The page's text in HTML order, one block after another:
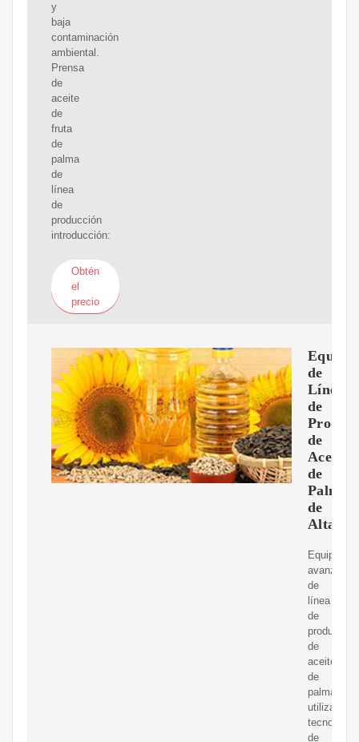
y
baja
contaminación
ambiental.
Prensa
de
aceite
de
fruta
de
palma
de
línea
de
producción
introducción:
Obtén
el
precio
Equipo
de
Línea
de
de
Aceite
de
Palma
de
Alta
Equipo
avanzado
de
línea
de
producción
de
aceite
de
palma
utilizando
tecnología
de